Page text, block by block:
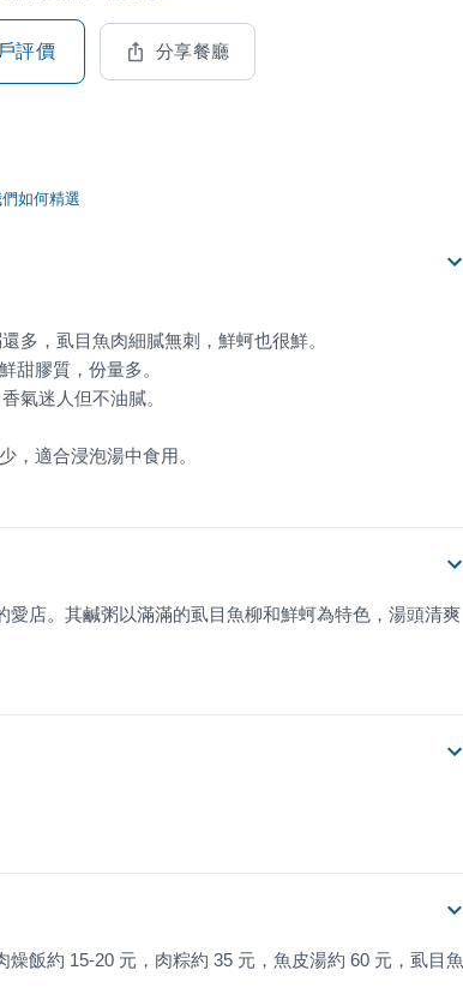
評價 分享餐廳
如何精選
，適合浸泡湯中食用。
店。其鹹粥以滿滿的虱目魚柳和鮮蚵為特色，湯頭清爽
飯約 15-20 元，肉粽約 35 元，魚皮湯約 60 元，虱目魚